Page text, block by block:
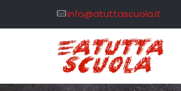
info@atuttascuola.it